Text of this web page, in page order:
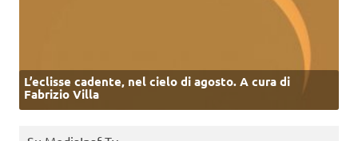
L’eclisse cadente, nel cielo di agosto. A cura di
Fabrizio Villa